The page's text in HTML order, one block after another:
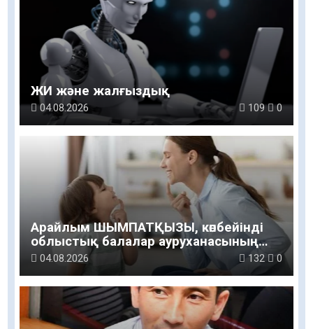
ЖИ және жалғыздық
04.08.2026 109 0
Арайлым ШЫМПАТҚЫЗЫ, көпбейінді
облыстық балалар ауруханасының
логопед маманы: Баланың сөйлеуі мен
дамуы үйдегі қарапайым қарым-
қатынастан басталады
04.08.2026 132 0